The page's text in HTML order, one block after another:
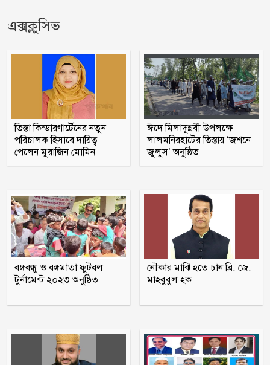
যে ডকুমেন্টারিতে আবু সাঈদের ছবি নেই,
গলাচিপায় ১০ পিস ইয়াবাসহ যুবক গ্রেপ্তার
গলাচিপায় জুলাই গণঅভ্যুত্থান দিবস পালিত
শরণখোলায় জুলাই গণঅভ্যুত্থান দিবস
উপলক্ষে আলোচনা সভা ও সংবর্ধনা
৪০০ কোটি টাকা আত্মসাৎ, মাদারগঞ্জ
জামায়াতের সাবেক আমির গ্রেপ্তার
শরণখোলায় মাদক নির্মূলে সাংবাদিকদের
সাথে পুলিশের মতবিনিময় সভা অনুষ্ঠিত
বিরোধী আইনব মামলায় গ্রেপ্তার
উন্নয়নের ধারাকে অব্যাহত রাখতে কবির কে
পুনরায় চেয়ারম্যান হিসেবে দেখতে চায়
এক্সক্লুসিভ
তিস্তা কিন্ডারগার্টেনের নতুন
পরিচালক হিসাবে দায়িত্ব
পেলেন মুরাজিন মোমিন
ঈদে মিলাদুন্নবী উপলক্ষে
লালমনিরহাটের তিস্তায় ‘জশনে
জুলুস’ অনুষ্ঠিত
বঙ্গবন্ধু ও বঙ্গমাতা ফুটবল
টুর্নামেন্ট ২০২৩ অনুষ্ঠিত
নৌকার মাঝি হতে চান ব্রি. জে.
মাহবুবুল হক